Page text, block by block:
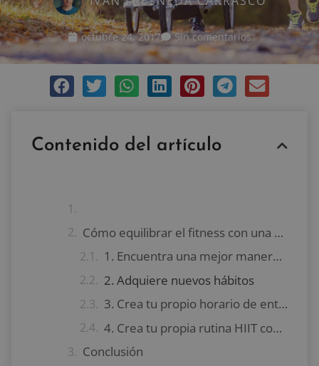
octubre 24, 2017 Sin comentarios
Contenido del artículo
Cómo equilibrar el fitness con una vida ocupada
1. Encuentra una mejor manera de hacer ejercicio
2. Adquiere nuevos hábitos
3. Crea tu propio horario de entrenamiento
4. Crea tu propia rutina HIIT combinando ejercicios
Conclusión